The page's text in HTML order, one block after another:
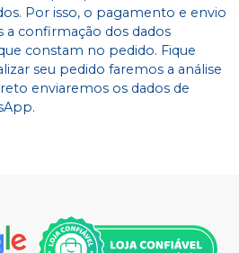
Por isso, o pagamento e envio
a confirmação dos dados
constam no pedido. Fique
seu pedido faremos a análise
enviaremos os dados de